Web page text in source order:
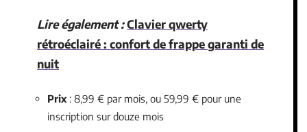
Lire également :Clavier qwerty
rétroéclairé : confort de frappe garanti de
nuit
Prix : 8,99 € par mois, ou 59,99 € pour une
inscription sur douze mois